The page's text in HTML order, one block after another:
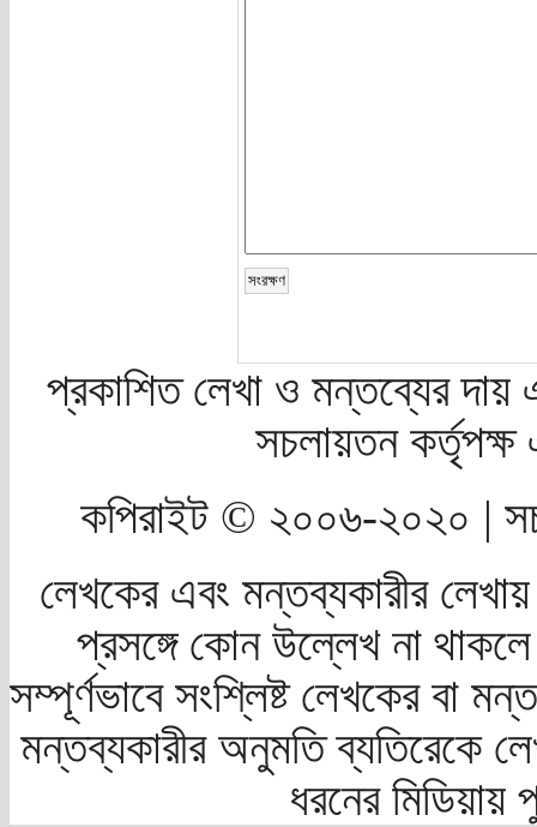
প্রকাশিত লেখা ও মন্তব্যের দায়
সচলায়তন
কপিরাইট © ২০০৬-২০২০ |
লেখকের এবং মন্তব্যকারীর
প্রসঙ্গে কোন উল্লেখ না
সম্পূর্ণভাবে সংশ্লিষ্ট লেখকের বা
মন্তব্যকারীর অনুমতি ব্যতিরেকে
ধরনের মিডিয়ায়